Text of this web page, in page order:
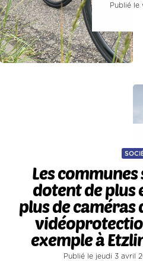
Publié le
Les communes
dotent de plus
plus de caméras
exemple à
Publié le jeudi 3 avril